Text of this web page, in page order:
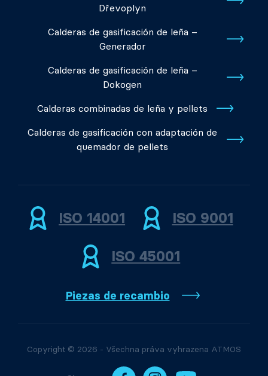
Dřevoplyn
Calderas de gasificación de leña –
Generador
Calderas de gasificación de leña –
Dokogen
Calderas combinadas de leña y pellets
Calderas de gasificación con adaptación de
quemador de pellets
ISO 14001 ISO 9001
ISO 45001
Piezas de recambio
Copyright © 2026 - Všechna práva vyhrazena ATMOS